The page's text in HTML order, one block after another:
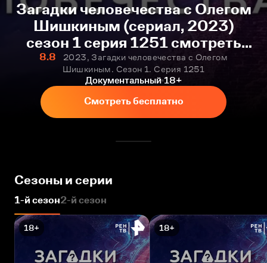
Загадки человечества с Олегом
Шишкиным (сериал, 2023)
сезон 1 серия 1251 смотреть
онлайн бесплатно
8.8
2023, Загадки человечества с Олегом
Шишкиным. Сезон 1. Серия 1251
Документальный 18+
Смотреть бесплатно
Сезоны и серии
1-й сезон2-й сезон
18+ 18+